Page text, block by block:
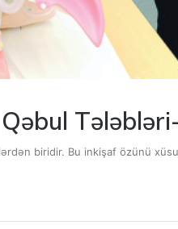
biridir. Bu inkişaf özünü